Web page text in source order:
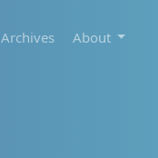
Archives About